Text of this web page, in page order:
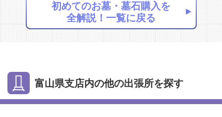
初めてのお墓・墓石購入を
全解説！一覧に戻る
富山県支店内の他の出張所を探す